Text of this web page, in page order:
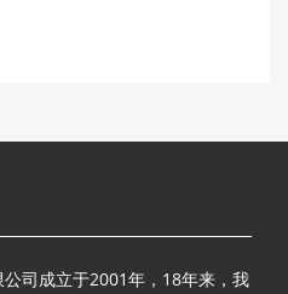
司成立于2001年，18年来，我